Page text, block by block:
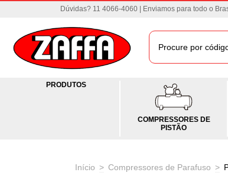
Dúvidas? 11 4066-4060 | Enviamos para todo o
PRODUTOS
COMPRESSORES DE
PISTÃO
Início > Compressores de Parafuso >